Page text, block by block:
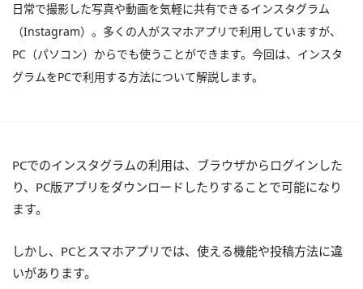
日常で撮影した写真や動画を気軽に共有できるインスタグラム
（Instagram）。多くの人がスマホアプリで利用していますが、
PC（パソコン）からでも使うことができます。今回は、インスタ
グラムをPCで利用する方法について解説します。
PCでのインスタグラムの利用は、ブラウザからログインした
り、PC版アプリをダウンロードしたりすることで可能になり
ます。
しかし、PCとスマホアプリでは、使える機能や投稿方法に違
いがあります。